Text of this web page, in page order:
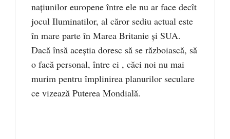
națiunilor europene între ele nu ar face decît
jocul Iluminatilor, al căror sediu actual este
în mare parte în Marea Britanie și SUA.
Dacă însă aceștia doresc să se războiască, să
o facă personal, între ei , căci noi nu mai
murim pentru împlinirea planurilor seculare
ce vizează Puterea Mondială.